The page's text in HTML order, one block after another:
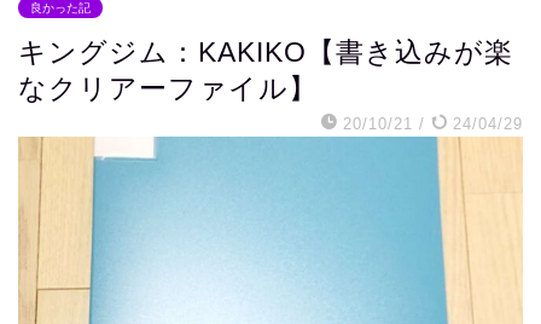
良かった記
キングジム：KAKIKO【書き込みが楽
なクリアーファイル】
20/10/21 / 24/04/29